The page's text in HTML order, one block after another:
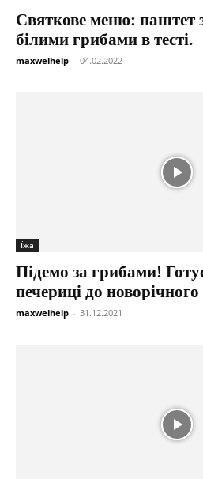
Святкове меню: паштет
білими грибами в тесті.
maxwelhelp - 04.02.2022
Їжа
Підемо за грибами!
печериці до новорічного
maxwelhelp - 31.12.2021